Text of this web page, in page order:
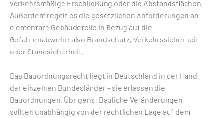
verkehrsmäßige Erschließung oder die Abstandsflächen.
Außerdem regelt es die gesetzlichen Anforderungen an
elementare Gebäudeteile in Bezug auf die
Gefahrenabwehr: also Brandschutz, Verkehrssicherheit
oder Standsicherheit.
Das Bauordnungsrecht liegt in Deutschland in der Hand
der einzelnen Bundesländer – sie erlassen die
Bauordnungen. Übrigens: Bauliche Veränderungen
sollten unabhängig von der rechtlichen Lage auf dem